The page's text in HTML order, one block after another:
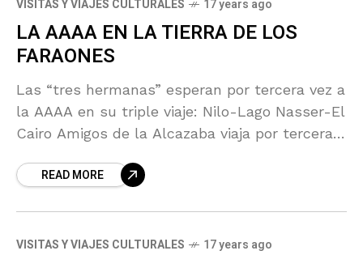
VISITAS Y VIAJES CULTURALES 17 years ago
LA AAAA EN LA TIERRA DE LOS
FARAONES
Las “tres hermanas” esperan por tercera vez a
la AAAA en su triple viaje: Nilo-Lago Nasser-El
Cairo Amigos de la Alcazaba viaja por tercera
READ MORE
VISITAS Y VIAJES CULTURALES 17 years ago